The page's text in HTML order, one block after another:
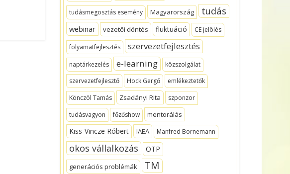
tudásmegosztás esemény Magyarország tudás
webinar vezetői döntés fluktuáció CE jelölés
folyamatfejlesztés szervezetfejlesztés
naptárkezelés e-learning
közszolgálat
szervezetfejlesztő
Hock Gergő
emlékeztetők
Könczöl Tamás
Zsadányi Rita
szponzor
tudásvagyon
főzőshow mentorálás
Kiss-Vincze Róbert IAEA Manfred Bornemann
okos vállalkozás OTP
generációs problémák TM